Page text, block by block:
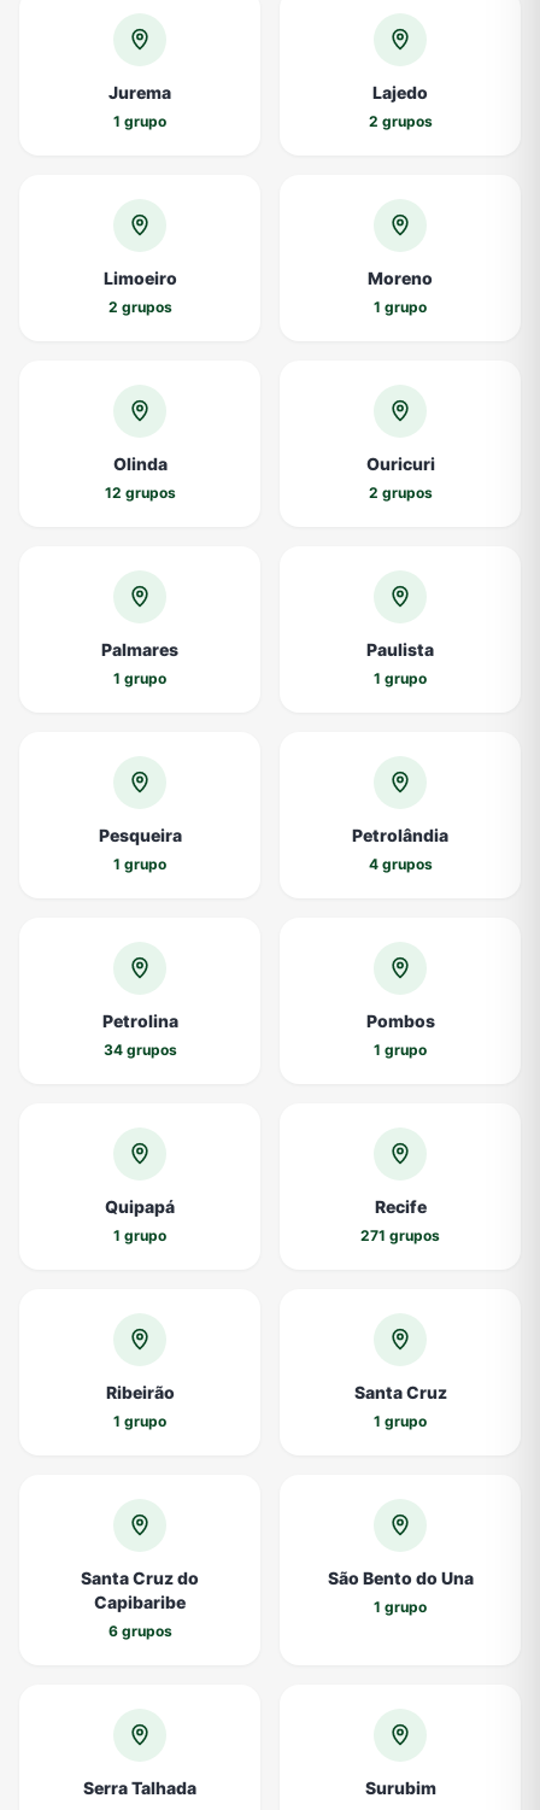
Jurema
1 grupo
Lajedo
2 grupos
Limoeiro
2 grupos
Moreno
1 grupo
Olinda
12 grupos
Ouricuri
2 grupos
Palmares
1 grupo
Paulista
1 grupo
Pesqueira
1 grupo
Petrolândia
4 grupos
Petrolina
34 grupos
Pombos
1 grupo
Quipapá
1 grupo
Recife
271 grupos
Ribeirão
1 grupo
Santa Cruz
1 grupo
Santa Cruz do
Capibaribe
6 grupos
São Bento do Una
1 grupo
Serra Talhada Surubim